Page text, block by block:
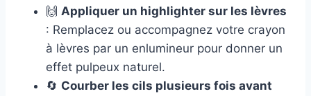
🙌 Appliquer un highlighter sur les lèvres
: Remplacez ou accompagnez votre crayon
à lèvres par un enlumineur pour donner un
effet pulpeux naturel.
🔄 Courber les cils plusieurs fois avant